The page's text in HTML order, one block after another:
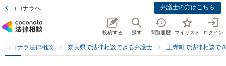
ココナラへ 弁護士の方はこちら
投稿する 探す 閲覧履歴 マイリスト ログイン
ココナラ法律相談 奈良県で法律相談できる弁護士 王寺町で法律相談で